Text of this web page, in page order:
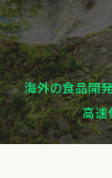
海外の食品開
高速